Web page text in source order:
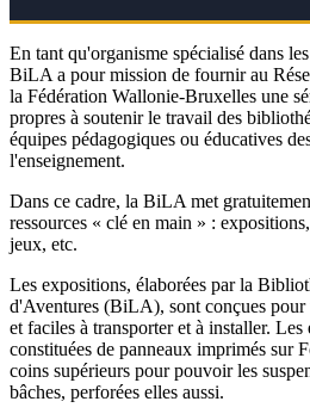
En tant qu'organisme spécialisé dans
BiLA a pour mission de fournir au
la Fédération Wallonie-Bruxelles une
propres à soutenir le travail des
équipes pédagogiques ou éducatives
l'enseignement.
Dans ce cadre, la BiLA met
ressources « clé en main » :
jeux, etc.
Les expositions, élaborées par la
d'Aventures (BiLA), sont conçues pour
et faciles à transporter et à installer.
constituées de panneaux imprimés sur
coins supérieurs pour pouvoir les
bâches, perforées elles aussi.